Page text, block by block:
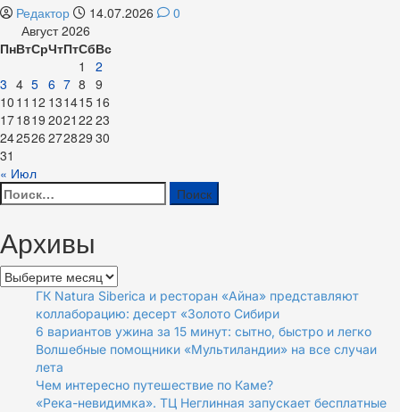
Редактор 14.07.2026
0
Август 2026
ПнВтСрЧтПтСбВс
1
2
3 4 5 6 7 8 9
10 11 12 131415 16
171819 2021 22 23
242526 272829 30
31
« Июл
Найти:
Архивы
Архивы
ГК Natura Siberica и ресторан «Айна» представляют
коллаборацию: десерт «Золото Сибири
6 вариантов ужина за 15 минут: сытно, быстро и легко
Волшебные помощники «Мультиландии» на все случаи
лета
Чем интересно путешествие по Каме?
«Река-невидимка». ТЦ Неглинная запускает бесплатные